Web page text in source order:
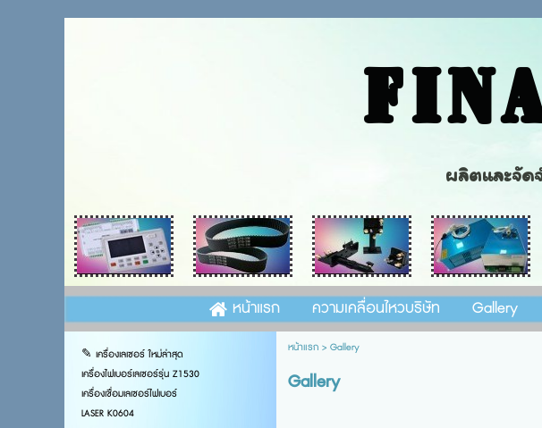
ผลิตและจัด
หน้าแรก ความเคลื่อนไหวบริษัท Gallery
✎ เครื่องเลเซอร์ ใหม่ล่าสุด
เครื่องไฟเบอร์เลเซอร์รุ่น Z1530
เครื่องเชื่อมเลเซอร์ไฟเบอร์
LASER K0604
หน้าแรก> Gallery
Gallery